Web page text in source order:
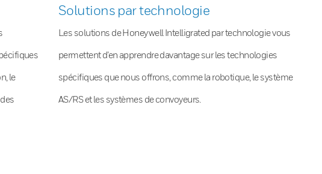
le
Solutions par technologie
Les solutions de Honeywell Intelligrated par technologie vous
permettent d’en apprendre davantage sur les technologies
spécifiques que nous offrons, comme la robotique, le système
AS/RS et les systèmes de convoyeurs.